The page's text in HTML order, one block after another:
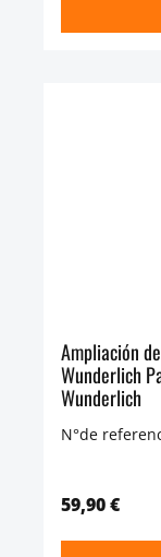
Ampliación
Wunderlich
Wunderlich
N°de
59,90 €